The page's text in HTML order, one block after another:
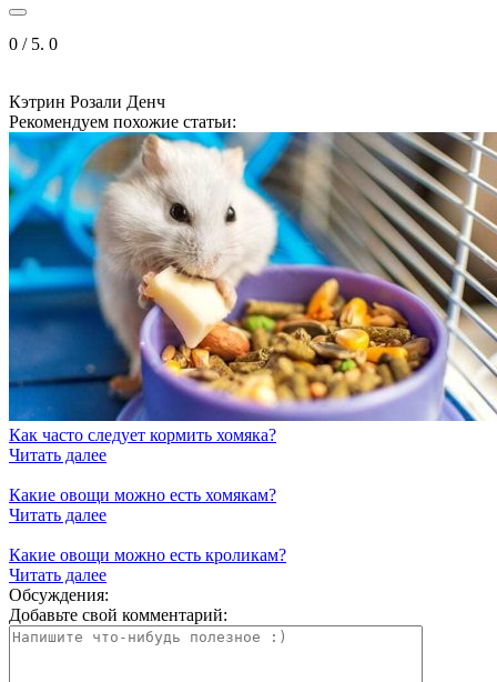
0 / 5. 0
Кэтрин Розали Денч
Рекомендуем похожие статьи:
Как часто следует кормить хомяка?
Читать далее
Какие овощи можно есть хомякам?
Читать далее
Какие овощи можно есть кроликам?
Читать далее
Обсуждения:
Добавьте свой комментарий: